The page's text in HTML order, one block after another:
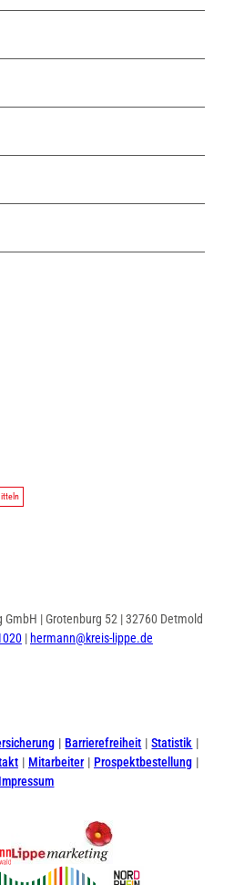
| Grotenburg 52 | 32760 Detmold
|hermann@kreis-lippe.de
t
a
g
e
b
o
Barrierefreiheit
Statistik
Mitarbeiter
Prospektbestellung
Impressum